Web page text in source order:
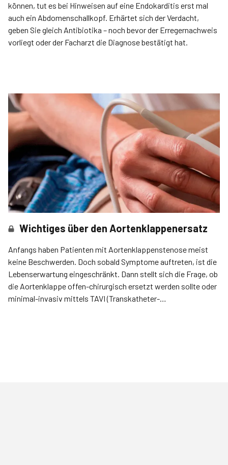
können, tut es bei Hinweisen auf eine Endokarditis erst mal
auch ein Abdomenschallkopf. Erhärtet sich der Verdacht,
geben Sie gleich Antibiotika – noch bevor der Erregernachweis
vorliegt oder der Facharzt die Diagnose bestätigt hat.
Wichtiges über den Aortenklappenersatz
Anfangs haben Patienten mit Aortenklappenstenose meist
keine Beschwerden. Doch sobald Symptome auftreten, ist die
Lebenserwartung eingeschränkt. Dann stellt sich die Frage, ob
die Aortenklappe offen-chirurgisch ersetzt werden sollte oder
minimal-invasiv mittels TAVI (Transkatheter-